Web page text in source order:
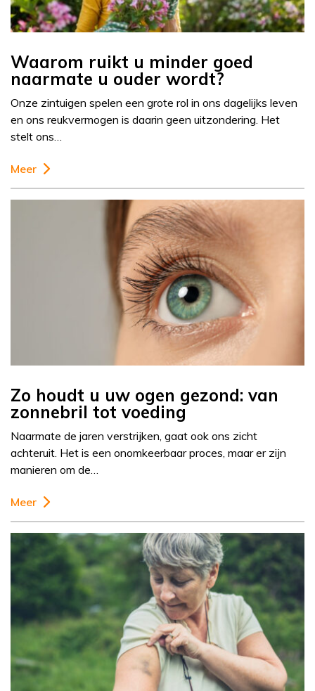
Waarom ruikt u minder goed
naarmate u ouder wordt?
Onze zintuigen spelen een grote rol in ons dagelijks leven
en ons reukvermogen is daarin geen uitzondering. Het
stelt ons…
Meer
Zo houdt u uw ogen gezond: van
zonnebril tot voeding
Naarmate de jaren verstrijken, gaat ook ons zicht
achteruit. Het is een onomkeerbaar proces, maar er zijn
manieren om de…
Meer